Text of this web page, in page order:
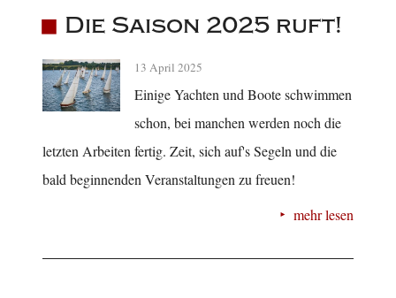
Die Saison 2025 ruft!
13 April 2025
Einige Yachten und Boote schwimmen
schon, bei manchen werden noch die
letzten Arbeiten fertig. Zeit, sich auf's Segeln und die
bald beginnenden Veranstaltungen zu freuen!
mehr lesen